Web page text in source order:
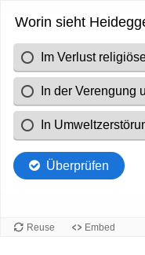
Worin sieht
Im Verlust
In der Verengung
In
Überprüfen
Reuse Embed